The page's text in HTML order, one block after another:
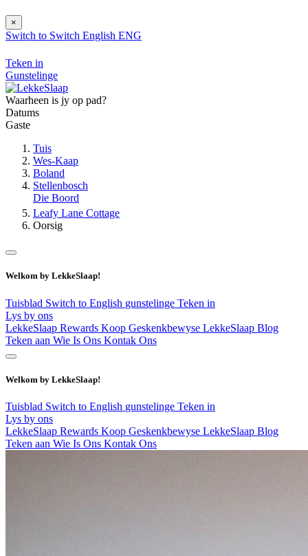
×
Switch to Switch English ENG
Teken in
Gunstelinge
Waarheen is jy op pad?
Datums
Gaste
Tuis
Wes-Kaap
Boland
Stellenbosch
Die Boord
Leafy Lane Cottage
Oorsig
Welkom by LekkeSlaap!
Tuisblad Switch to English gunstelinge Teken in
Lys by ons
LekkeSlaap Rewards Koop Geskenkbewyse LekkeSlaap Blog
Teken aan Wie Is Ons Kontak Ons
Welkom by LekkeSlaap!
Tuisblad Switch to English gunstelinge Teken in
Lys by ons
LekkeSlaap Rewards Koop Geskenkbewyse LekkeSlaap Blog
Teken aan Wie Is Ons Kontak Ons